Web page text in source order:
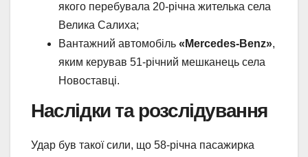
якого перебувала 20-річна жителька села
Велика Салиха;
Вантажний автомобіль «Mercedes-Benz»,
яким керував 51-річний мешканець села
Новоставці.
Наслідки та розслідування
Удар був такої сили, що 58-річна пасажирка